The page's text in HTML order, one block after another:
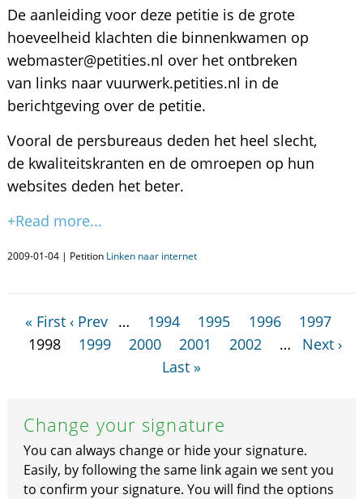
De aanleiding voor deze petitie is de grote
hoeveelheid klachten die binnenkwamen op
webmaster@petities.nl over het ontbreken
van links naar vuurwerk.petities.nl in de
berichtgeving over de petitie.
Vooral de persbureaus deden het heel slecht,
de kwaliteitskranten en de omroepen op hun
websites deden het beter.
+Read more...
2009-01-04 | Petition Linken naar internet
« First ‹ Prev … 1994 1995 1996
1997
1998
1999 2000 2001 2002 …
Next ›
Last »
Change your signature
You can always change or hide your signature.
Easily, by following the same link again we sent you
to confirm your signature. You will find the options